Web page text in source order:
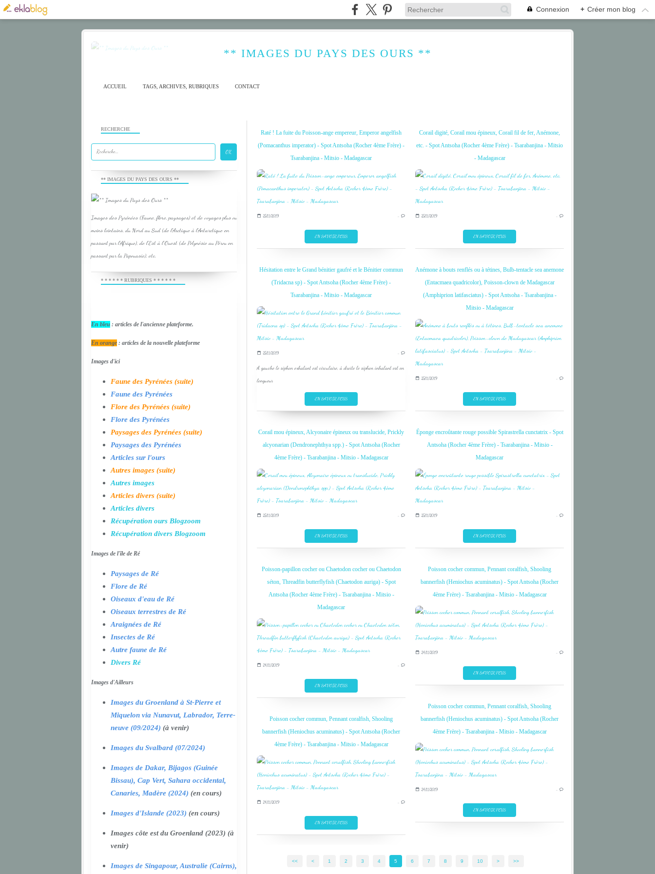
Connexion + Créer mon blog
** IMAGES DU PAYS DES OURS **
ACCUEIL TAGS, ARCHIVES, RUBRIQUES CONTACT
Raté ! La fuite du Poisson-ange empereur, Emperor angelfish
(Pomacanthus imperator) - Spot Antsoha (Rocher 4ème Frère) -
Tsarabanjina - Mitsio - Madagascar
CORAIL
INDIAN OCEAN
MADAGASCAR
25/11/2019 …
EN SAVOIR PLUS
Corail digité, Corail mou épineux, Corail fil de fer, Anémone,
etc. - Spot Antsoha (Rocher 4ème Frère) - Tsarabanjina - Mitsio
- Madagascar
25/11/2019 …
EN SAVOIR PLUS
Hésitation entre le Grand bénitier gaufré et le Bénitier commun
(Tridacna sp) - Spot Antsoha (Rocher 4ème Frère) -
Tsarabanjina - Mitsio - Madagascar
NOSY BE
25/11/2019 …
A gauche le siphon exhalant est circulaire, à droite le siphon inhalant est en
longueur
EN SAVOIR PLUS
Anémone à bouts renflés ou à tétines, Bulb-tentacle sea anemone
(Entacmaea quadricolor), Poisson-clown de Madagascar
(Amphiprion latifasciatus) - Spot Antsoha - Tsarabanjina -
Mitsio - Madagascar
25/11/2019 …
EN SAVOIR PLUS
Corail mou épineux, Alcyonaire épineux ou translucide, Prickly
alcyonarian (Dendronephthya spp.) - Spot Antsoha (Rocher
4ème Frère) - Tsarabanjina - Mitsio - Madagascar
INDIAN OCEAN
MADAGASCAR
25/11/2019 …
EN SAVOIR PLUS
Éponge encroûtante rouge possible Spirastrella cunctatrix - Spot
Antsoha (Rocher 4ème Frère) - Tsarabanjina - Mitsio -
Madagascar
25/11/2019 …
EN SAVOIR PLUS
Poisson-papillon cocher ou Chaetodon cocher ou Chaetodon
séton, Threadfin butterflyfish (Chaetodon auriga) - Spot
Antsoha (Rocher 4ème Frère) - Tsarabanjina - Mitsio -
Madagascar
CORAIL
MITSIO
24/11/2019 …
EN SAVOIR PLUS
Poisson cocher commun, Pennant coralfish, Shooling
bannerfish (Heniochus acuminatus) - Spot Antsoha (Rocher
4ème Frère) - Tsarabanjina - Mitsio - Madagascar
24/11/2019 …
EN SAVOIR PLUS
Poisson cocher commun, Pennant coralfish, Shooling
bannerfish (Heniochus acuminatus) - Spot Antsoha (Rocher
4ème Frère) - Tsarabanjina - Mitsio - Madagascar
24/11/2019 …
EN SAVOIR PLUS
Poisson cocher commun, Pennant coralfish, Shooling
bannerfish (Heniochus acuminatus) - Spot Antsoha (Rocher
4ème Frère) - Tsarabanjina - Mitsio - Madagascar
CORAIL
24/11/2019 …
EN SAVOIR PLUS
<< < 1 2 3 4 5 6 7 8 9 10 > >>
RECHERCHE
** IMAGES DU PAYS DES OURS **
Images des Pyrénées (Faune, flore, paysages) et de voyages plus ou
moins lointains, du Nord au Sud (de l'Arctique à l'Antarctique en
passant par l'Afrique), de l'Est à l'Ouest (de Polynésie au Pérou en
passant par la Papouasie), etc.
* * * * * * RUBRIQUES * * * * * *
En bleu : articles de l'ancienne plateforme.
En orange : articles de la nouvelle plateforme
Images d'ici
Faune des Pyrénées (suite)
Faune des Pyrénées
Flore des Pyrénées (suite)
Flore des Pyrénées
Paysages des Pyrénées (suite)
Paysages des Pyrénées
Articles sur l'ours
Autres images (suite)
Autres images
Articles divers (suite)
Articles divers
Récupération ours Blogzoom
Récupération divers Blogzoom
Images de l'île de Ré
Paysages de Ré
Flore de Ré
Oiseaux d'eau de Ré
Oiseaux terrestres de Ré
Araignées de Ré
Insectes de Ré
Autre faune de Ré
Divers Ré
Images d'Ailleurs
Images du Groenland à St-Pierre et
Miquelon via Nunavut, Labrador, Terre-
neuve (09/2024) (à venir)
Images du Svalbard (07/2024)
Images de Dakar, Bijagos (Guinée
Bissau), Cap Vert, Sahara occidental,
Canaries, Madère (2024) (en cours)
Images d'Islande (2023) (en cours)
Images côte est du Groenland (2023) (à
venir)
Images de Singapour, Australie (Cairns),